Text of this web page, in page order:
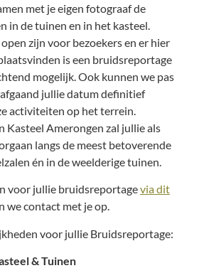
met je eigen fotograaf de
in de tuinen en in het kasteel.
zijn voor bezoekers en er hier
is een bruidsreportage
mogelijk. Ook kunnen we pas
jullie datum definitief
activiteiten op het terrein.
Kasteel Amerongen zal jullie als
langs de meest betoverende
én in de weelderige tuinen.
voor jullie bruidsreportagevia dit
we contact met je op.
voor jullie Bruidsreportage:
& Tuinen